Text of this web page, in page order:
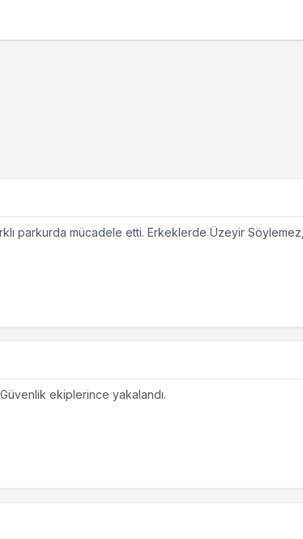
parkurda mücadele etti. Erkeklerde Üzeyir
ekiplerince yakalandı.